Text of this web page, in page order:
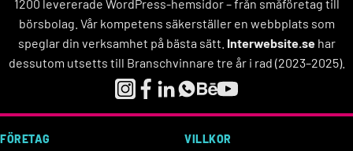
1200 levererade WordPress-hemsidor – från småföretag till
börsbolag. Vår kompetens säkerställer en webbplats som
speglar din verksamhet på bästa sätt. Interwebsite.sehar
dessutom utsetts till Branschvinnare tre år i rad (2023–2025).
FÖRETAG VILLKOR